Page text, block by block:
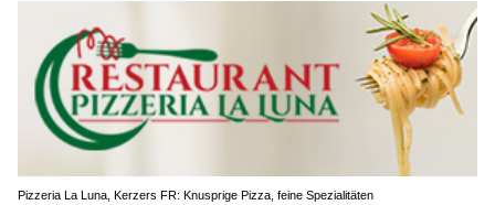
Pizzeria La Luna, Kerzers FR: Knusprige Pizza, feine Spezialitäten